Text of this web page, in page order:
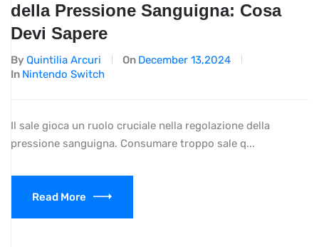
della Pressione Sanguigna: Cosa
Devi Sapere
By Quintilia Arcuri On December 13,2024
In Nintendo Switch
Il sale gioca un ruolo cruciale nella regolazione della
pressione sanguigna. Consumare troppo sale q...
Read More